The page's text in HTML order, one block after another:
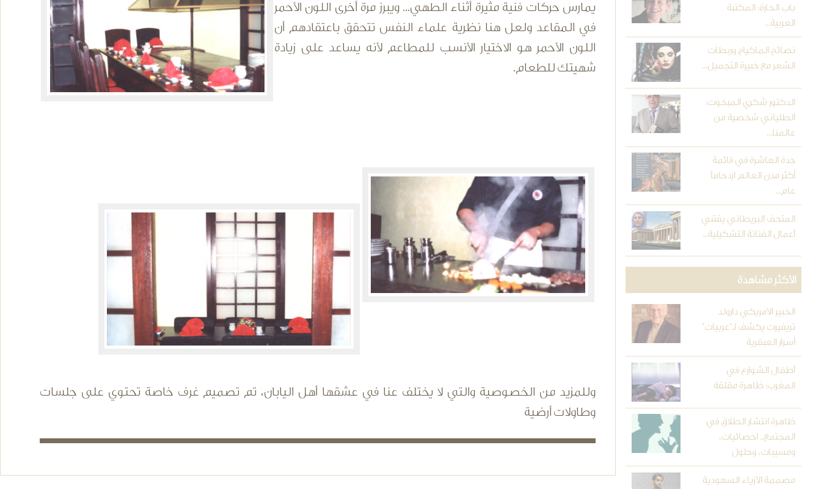
يمارس حركات فنية مثيرة أثناء الطهي... ويبرز مرة أخرى اللون الأحمر
في المقاعد ولعل هنا نظرية علماء النفس تتحقق باعتقادهم أن
اللون الأحمر هو الاختيار الأنسب للمطاعم لأنه يساعد على زيادة
شهيتك للطعام.
وللمزيد من الخصوصية والتي لا يختلف عنا في عشقها أهل اليابان، تم تصميم غرف خاصة تحتوي على جلسات
وطاولات أرضية
باب الحارة: المكتبة
العربية...
نصائح الماكياج وربطات
الشعر مع خبيرة التجميل...
الدكتور شكري المبخوت:
الطلياني شخصية من
عالمنا...
جدة العاشرة في قائمة
أكثر مدن العالم ازدحاماً
عام...
المتحف البريطاني يقتني
أعمال الفنانة التشكيلية...
الأكثر مشاهدة
الخبير الأمريكي دارولد
تريفيرت يكشف لـ"عربيات"
أسرار العبقرية
أطفال الشوارع في
المغرب: ظاهرة مقلقة
ظاهرة انتشار الطلاق في
المجتمع.. احصائيات،
ومسببات، وحلول
مصممة الأزياء السعودية